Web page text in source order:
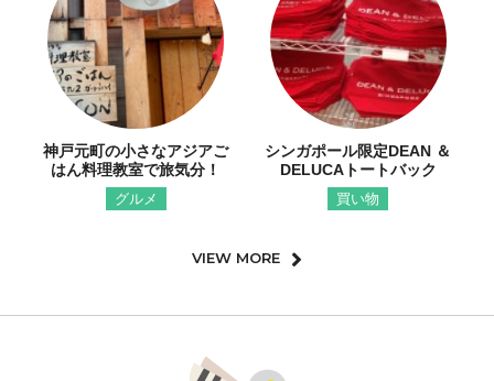
神戸元町の小さなアジアご
はん料理教室で旅気分！
グルメ
シンガポール限定DEAN ＆
DELUCAトートバック
買い物
VIEW MORE